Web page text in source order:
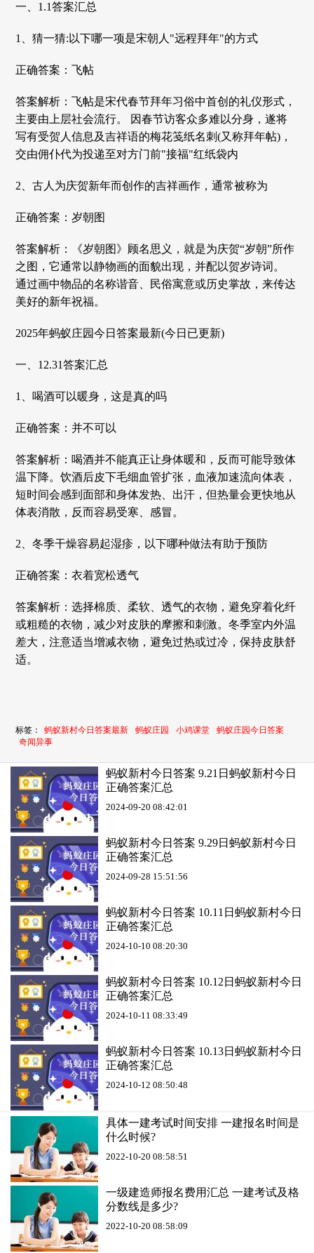
一、1.1答案汇总
1、猜一猜:以下哪一项是宋朝人"远程拜年"的方式
正确答案：飞帖
答案解析：飞帖是宋代春节拜年习俗中首创的礼仪形式，
主要由上层社会流行。 因春节访客众多难以分身，遂将
写有受贺人信息及吉祥语的梅花笺纸名刺(又称拜年帖)，
交由佣仆代为投递至对方门前"接福"红纸袋内
2、古人为庆贺新年而创作的吉祥画作，通常被称为
正确答案：岁朝图
答案解析：《岁朝图》顾名思义，就是为庆贺“岁朝”所作
之图，它通常以静物画的面貌出现，并配以贺岁诗词。
通过画中物品的名称谐音、民俗寓意或历史掌故，来传达
美好的新年祝福。
2025年蚂蚁庄园今日答案最新(今日已更新)
一、12.31答案汇总
1、喝酒可以暖身，这是真的吗
正确答案：并不可以
答案解析：喝酒并不能真正让身体暖和，反而可能导致体
温下降。饮酒后皮下毛细血管扩张，血液加速流向体表，
短时间会感到面部和身体发热、出汗，但热量会更快地从
体表消散，反而容易受寒、感冒。
2、冬季干燥容易起湿疹，以下哪种做法有助于预防
正确答案：衣着宽松透气
答案解析：选择棉质、柔软、透气的衣物，避免穿着化纤
或粗糙的衣物，减少对皮肤的摩擦和刺激。冬季室内外温
差大，注意适当增减衣物，避免过热或过冷，保持皮肤舒
适。
标签： 蚂蚁新村今日答案最新 蚂蚁庄园 小鸡课堂
蚂蚁庄园今日答案
奇闻异事
蚂蚁新村今日答案 9.21日蚂蚁新村今日
正确答案汇总
2024-09-20 08:42:01
蚂蚁新村今日答案 9.29日蚂蚁新村今日
正确答案汇总
2024-09-28 15:51:56
蚂蚁新村今日答案 10.11日蚂蚁新村今日
正确答案汇总
2024-10-10 08:20:30
蚂蚁新村今日答案 10.12日蚂蚁新村今日
正确答案汇总
2024-10-11 08:33:49
蚂蚁新村今日答案 10.13日蚂蚁新村今日
正确答案汇总
2024-10-12 08:50:48
具体一建考试时间安排 一建报名时间是
什么时候?
2022-10-20 08:58:51
一级建造师报名费用汇总 一建考试及格
分数线是多少?
2022-10-20 08:58:09